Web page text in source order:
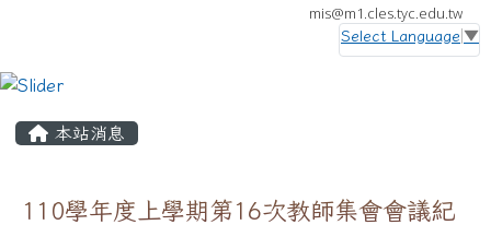
mis@m1.cles.tyc.edu.tw
Select Language ▼
本站消息
110學年度上學期第16次教師集會會議紀